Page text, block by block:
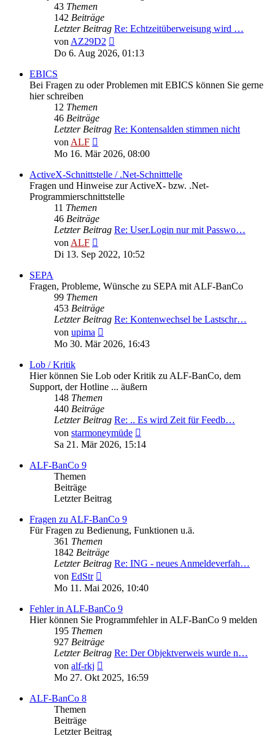
43 Themen
142 Beiträge
Letzter Beitrag Re: Echtzeitüberweisung wird …
vonAZ29D2
Beitrag
Do 6. Aug 2026, 01:13
EBICS
Bei Fragen zu oder Problemen mit EBICS können Sie gerne
hier schreiben
12 Themen
46 Beiträge
Letzter Beitrag Re: Kontensalden stimmen nicht
vonALF
Beitrag
Mo 16. Mär 2026, 08:00
ActiveX-Schnittstelle / .Net-Schnitttelle
Fragen und Hinweise zur ActiveX- bzw. .Net-
Programmierschnittstelle
11 Themen
46 Beiträge
Letzter Beitrag Re: User.Login nur mit Passwo…
vonALF
Beitrag
Di 13. Sep 2022, 10:52
SEPA
Fragen, Probleme, Wünsche zu SEPA mit ALF-BanCo
99 Themen
453 Beiträge
Letzter Beitrag Re: Kontenwechsel be Lastschr…
von upima
Beitrag
Mo 30. Mär 2026, 16:43
Lob / Kritik
Hier können Sie Lob oder Kritik zu ALF-BanCo, dem
Support, der Hotline ... äußern
148 Themen
440 Beiträge
Letzter Beitrag Re: .. Es wird Zeit für Feedb…
von starmoneymüde
Beitrag
Sa 21. Mär 2026, 15:14
ALF-BanCo 9
Themen
Beiträge
Letzter Beitrag
Fragen zu ALF-BanCo 9
Für Fragen zu Bedienung, Funktionen u.ä.
361 Themen
1842 Beiträge
Letzter Beitrag Re: ING - neues Anmeldeverfah…
von EdStr
Beitrag
Mo 11. Mai 2026, 10:40
Fehler in ALF-BanCo 9
Hier können Sie Programmfehler in ALF-BanCo 9 melden
195 Themen
927 Beiträge
Letzter Beitrag Re: Der Objektverweis wurde n…
von alf-rkj
Beitrag
Mo 27. Okt 2025, 16:59
ALF-BanCo 8
Themen
Beiträge
Letzter Beitrag